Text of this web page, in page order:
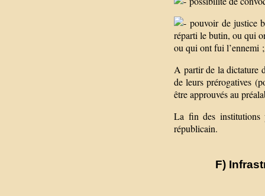
pouvoir de justice
réparti le butin, ou qui
ou qui ont fui l’ennemi
A partir de la dictature
de leurs prérogatives
être approuvés au
La fin des institutions
républicain.
F)